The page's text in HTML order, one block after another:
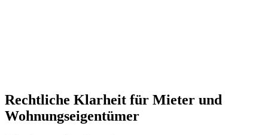
Rechtliche Klarheit für Mieter und
Wohnungseigentümer